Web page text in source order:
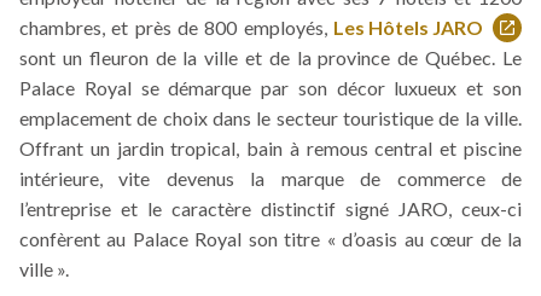
nouvelle
fenêtre
chambres, et près de 800 employés, Les Hôtels JARO
Ce
lien
s'ouvrira
dans
une
nouvelle
fenêtre
sont un fleuron de la ville et de la province de Québec. Le
Palace Royal se démarque par son décor luxueux et son
emplacement de choix dans le secteur touristique de la ville.
Offrant un jardin tropical, bain à remous central et piscine
intérieure, vite devenus la marque de commerce de
l’entreprise et le caractère distinctif signé JARO, ceux-ci
confèrent au Palace Royal son titre « d’oasis au cœur de la
ville ».